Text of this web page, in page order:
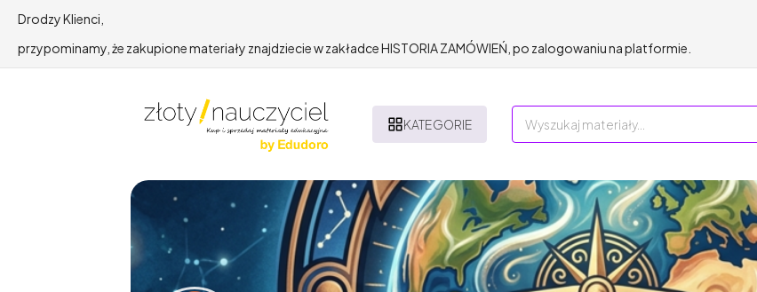
Drodzy Klienci,
przypominamy, że zakupione materiały znajdziecie w zakładce HISTORIA ZAMÓWIEŃ, po zalogowaniu na platformie.
KATEGORIE